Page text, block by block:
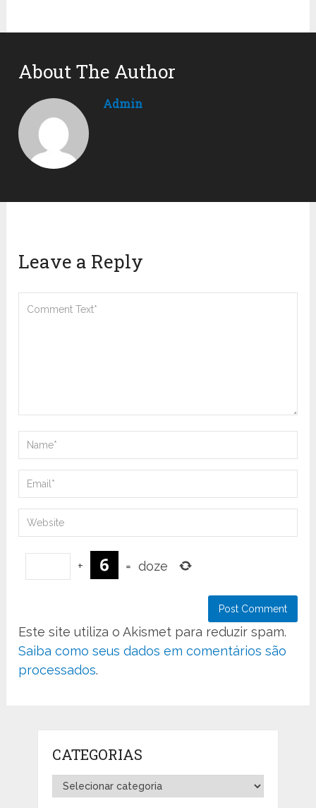
About The Author
Admin
Leave a Reply
+ = doze
Este site utiliza o Akismet para reduzir spam.
Saiba como seus dados em comentários são
processados.
CATEGORIAS
Categorias